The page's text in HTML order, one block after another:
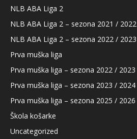
NLB ABA Liga 2
NLB ABA Liga 2 – sezona 2021 / 2022
NLB ABA Liga 2 – sezona 2022 / 2023
Prva muška liga
Prva muška liga – sezona 2022 / 2023
Prva muška liga – sezona 2023 / 2024
Prva muška liga – sezona 2025 / 2026
Škola košarke
Uncategorized